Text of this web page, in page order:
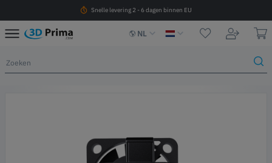
Snelle levering 2 - 6 dagen binnen EU
NL